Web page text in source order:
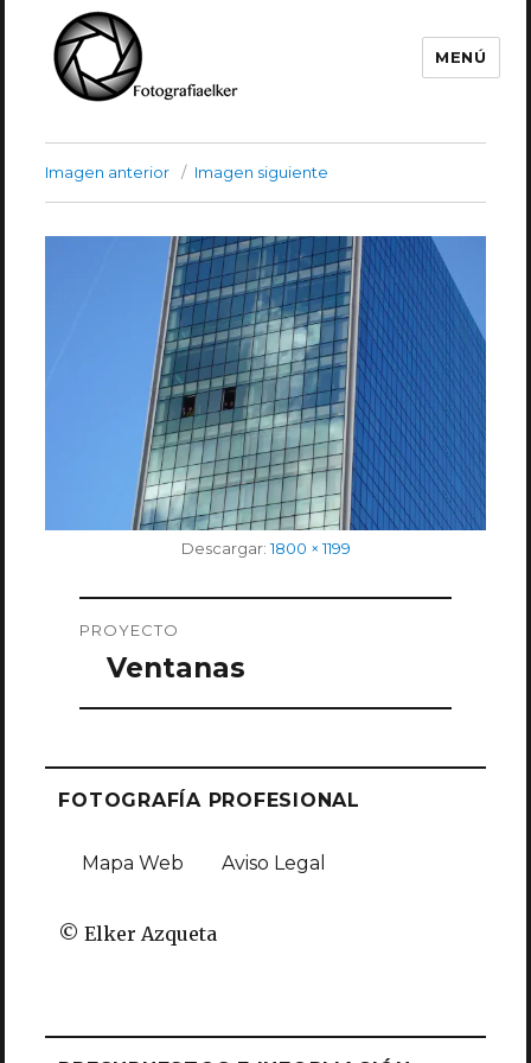
Fotografía Elker
MENÚ
Imagen anterior Imagen siguiente
Descargar:completo
1800 × 1199
de
entradas
PROYECTO
Ventanas
FOTOGRAFÍA PROFESIONAL
Mapa Web Aviso Legal
© Elker Azqueta